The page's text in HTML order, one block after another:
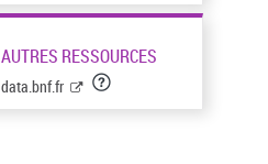
AUTRES RESSOURCES
data.bnf.fr